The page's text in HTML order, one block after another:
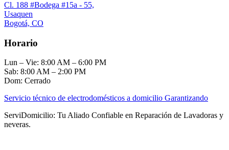
Cl. 188 #Bodega #15a - 55,
Usaquen
Bogotá, CO
Horario
Lun – Vie: 8:00 AM – 6:00 PM
Sab: 8:00 AM – 2:00 PM
Dom: Cerrado
Servicio técnico de electrodomésticos a domicilio Garantizando
ServiDomicilio: Tu Aliado Confiable en Reparación de Lavadoras y
neveras.